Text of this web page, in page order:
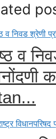
व